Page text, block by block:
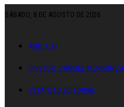
SÁBADO, 8 DE AGOSTO DE 2026
ANO: CXII
DIRETOR: SAMUEL MENDONÇA
ESTATUTO EDITORIAL